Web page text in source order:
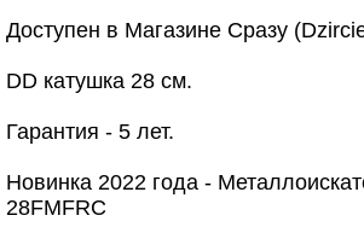
Доступен в Магазине Сразу
DD катушка 28 см.
Гарантия - 5 лет.
Новинка 2022 года -
28FMFRC